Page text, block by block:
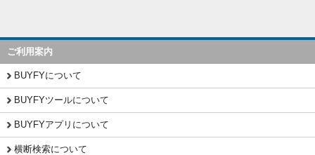
ご利用案内
BUYFYについて
BUYFYツールについて
BUYFYアプリについて
横断検索について